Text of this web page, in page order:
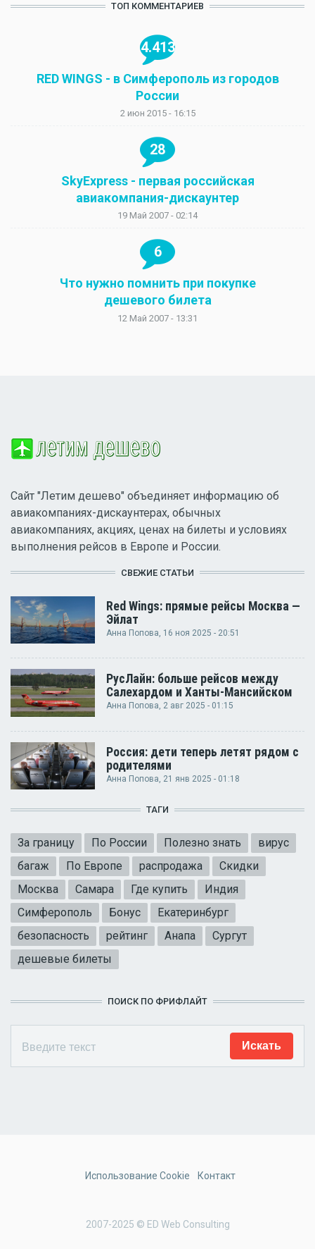
ТОП КОММЕНТАРИЕВ
4.413
RED WINGS - в Симферополь из городов
России
2 июн 2015 - 16:15
28
SkyExpress - первая российская
авиакомпания-дискаунтер
19 Май 2007 - 02:14
6
Что нужно помнить при покупке
дешевого билета
12 Май 2007 - 13:31
Сайт "Летим дешево" объединяет информацию об
авиакомпаниях-дискаунтерах, обычных
авиакомпаниях, акциях, ценах на билеты и условиях
выполнения рейсов в Европе и России.
СВЕЖИЕ СТАТЬИ
Red Wings: прямые рейсы Москва —
Эйлат
Анна Попова , 16 ноя 2025 - 20:51
РусЛайн: больше рейсов между
Салехардом и Ханты-Мансийском
Анна Попова, 2 авг 2025 - 01:15
Россия: дети теперь летят рядом с
родителями
Анна Попова , 21 янв 2025 - 01:18
ТАГИ
За границу По России Полезно знать
вирус
багаж
По Европе распродажа
Скидки
Москва
Самара Где купить
Индия
Симферополь
Бонус
Екатеринбург
безопасность
рейтинг Анапа
Сургут
дешевые билеты
ПОИСК ПО ФРИФЛАЙТ
2007-2025 © ED Web Consulting
Использование Cookie Контакт